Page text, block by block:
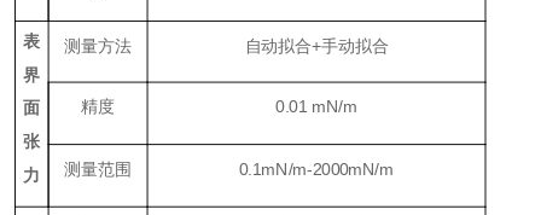
表
界
面
张
力
测量方法 自动拟合+手动拟合
精度 0.01 mN/m
测量范围 0.1mN/m-2000mN/m